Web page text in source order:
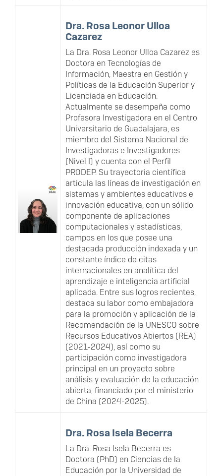
Dra. Rosa Leonor Ulloa
Cazarez
La Dra. Rosa Leonor Ulloa Cazarez es
Doctora en Tecnologías de
Información, Maestra en Gestión y
Políticas de la Educación Superior y
Licenciada en Educación.
Actualmente se desempeña como
Profesora Investigadora en el Centro
Universitario de Guadalajara, es
miembro del Sistema Nacional de
Investigadoras e Investigadores
(Nivel I) y cuenta con el Perfil
PRODEP. Su trayectoria científica
articula las líneas de investigación en
sistemas y ambientes educativos e
innovación educativa, con un sólido
componente de aplicaciones
computacionales y estadísticas,
campos en los que posee una
destacada producción indexada y un
constante índice de citas
internacionales en analítica del
aprendizaje e inteligencia artificial
aplicada. Entre sus logros recientes,
destaca su labor como embajadora
para la promoción y aplicación de la
Recomendación de la UNESCO sobre
Recursos Educativos Abiertos (REA)
(2021-2024), así como su
participación como investigadora
principal en un proyecto sobre
análisis y evaluación de la educación
abierta, financiado por el ministerio
de China (2024-2025).
Dra. Rosa Isela Becerra
La Dra. Rosa Isela Becerra es
Doctora (PhD) en Ciencias de la
Educación por la Universidad de